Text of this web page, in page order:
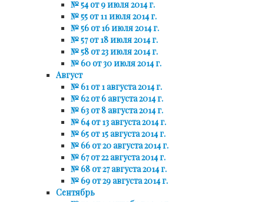
№ 54 от 9 июля 2014 г.
№ 55 от 11 июля 2014 г.
№ 56 от 16 июля 2014 г.
№ 57 от 18 июля 2014 г.
№ 58 от 23 июля 2014 г.
№ 60 от 30 июля 2014 г.
Август
№ 61 от 1 августа 2014 г.
№ 62 от 6 августа 2014 г.
№ 63 от 8 августа 2014 г.
№ 64 от 13 августа 2014 г.
№ 65 от 15 августа 2014 г.
№ 66 от 20 августа 2014 г.
№ 67 от 22 августа 2014 г.
№ 68 от 27 августа 2014 г.
№ 69 от 29 августа 2014 г.
Сентябрь